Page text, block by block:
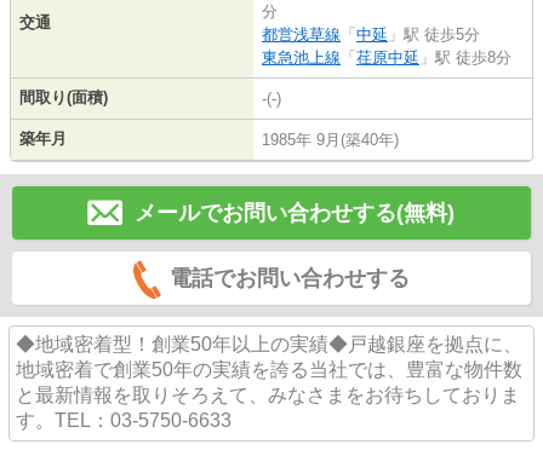
交通
分
都営浅草線 「 中延 」駅 徒歩5分
東急池上線 「 荏原中延 」駅 徒歩8分
間取り(面積) -(-)
築年月 1985年 9月(築40年)
メールでお問い合わせする(無料)
電話でお問い合わせする
◆地域密着型！創業50年以上の実績◆戸越銀座を拠点に、
地域密着で創業50年の実績を誇る当社では、豊富な物件数
と最新情報を取りそろえて、みなさまをお待ちしておりま
す。TEL：03-5750-6633